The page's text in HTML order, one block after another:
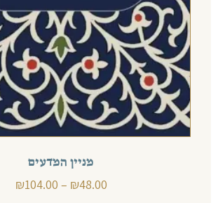
מניין המדעים
₪48.00
–
₪104.00